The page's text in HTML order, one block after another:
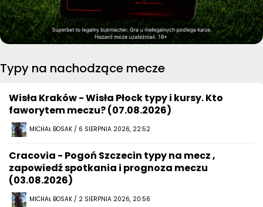
Typy na nachodzące mecze
Wisła Kraków - Wisła Płock typy i kursy. Kto
faworytem meczu? (07.08.2026)
MICHAŁ BOSAK / 6 SIERPNIA 2026, 22:52
Cracovia - Pogoń Szczecin typy na mecz ,
zapowiedź spotkania i prognoza meczu
(03.08.2026)
MICHAŁ BOSAK / 2 SIERPNIA 2026, 20:56